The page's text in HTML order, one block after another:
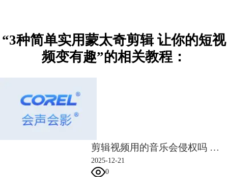
“3种简单实用蒙太奇剪辑 让你的短视
频变有趣”的相关教程：
剪辑视频用的音乐会侵权吗 会声会影如何给视频剪辑音乐
2025-12-21
0